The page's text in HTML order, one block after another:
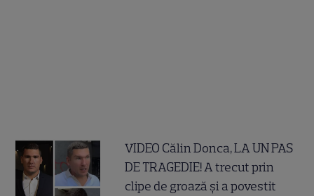
VIDEO Călin Donca, LA UN PAS
DE TRAGEDIE! A trecut prin
clipe de groază și a povestit